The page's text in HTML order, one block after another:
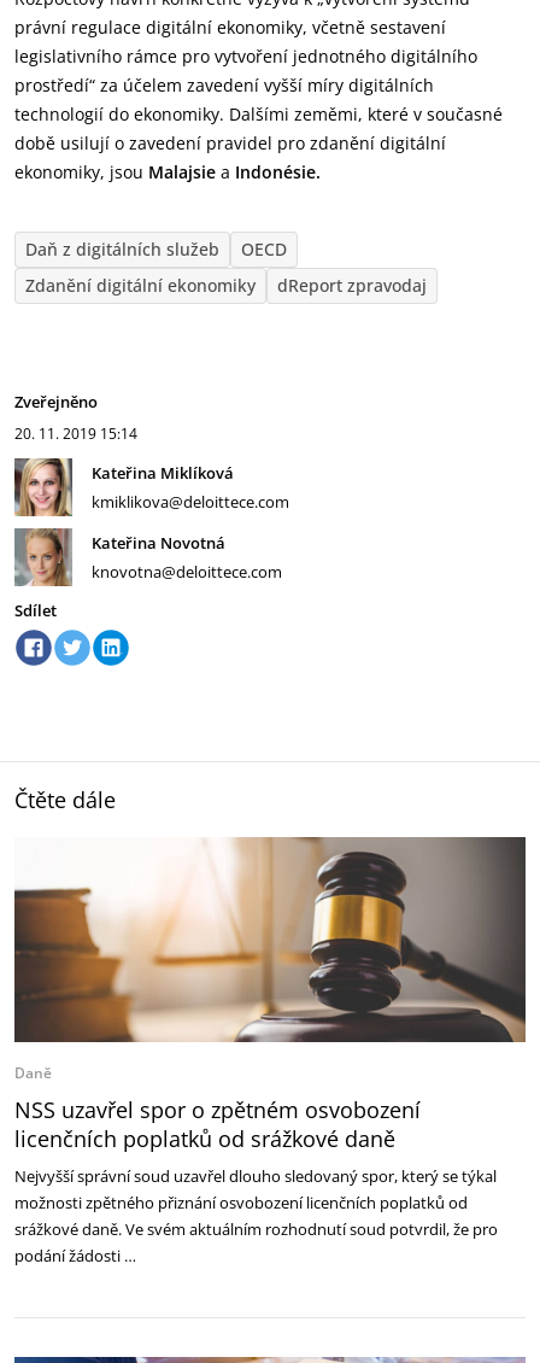
právní regulace digitální ekonomiky, včetně sestavení
legislativního rámce pro vytvoření jednotného digitálního
prostředí“ za účelem zavedení vyšší míry digitálních
technologií do ekonomiky. Dalšími zeměmi, které v současné
době usilují o zavedení pravidel pro zdanění digitální
ekonomiky, jsou Malajsie a Indonésie.
Daň z digitálních služeb
OECD
Zdanění digitální ekonomiky
dReport zpravodaj
Zveřejněno
20. 11. 2019 15:14
Kateřina Miklíková
kmiklikova@deloittece.com
Kateřina Novotná
knovotna@deloittece.com
Sdílet
Čtěte dále
Daně
NSS uzavřel spor o zpětném osvobození
licenčních poplatků od srážkové daně
Nejvyšší správní soud uzavřel dlouho sledovaný spor, který se týkal
možnosti zpětného přiznání osvobození licenčních poplatků od
srážkové daně. Ve svém aktuálním rozhodnutí soud potvrdil, že pro
podání žádosti …